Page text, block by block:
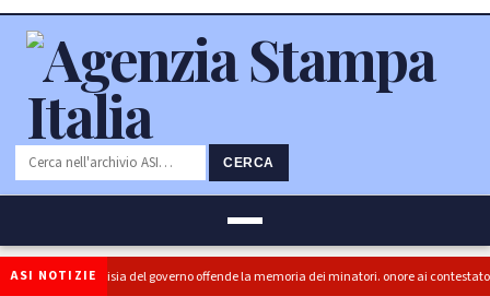
CERCA
ASI NOTIZIE
(PRC): "L'Ipocrisia del governo offende la memoria dei minatori. onore ai